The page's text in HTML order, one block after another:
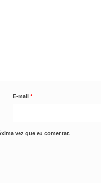
E-mail*
vez que eu comentar.